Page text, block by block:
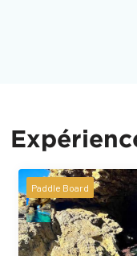
Paddle Board